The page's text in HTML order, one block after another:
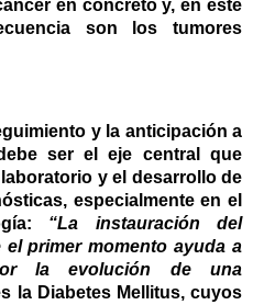
en concreto y, en este
son los tumores
y la anticipación a
ser el eje central que
y el desarrollo de
especialmente en el
“La instauración del
primer momento ayuda a
la evolución de una
la Diabetes Mellitus, cuyos